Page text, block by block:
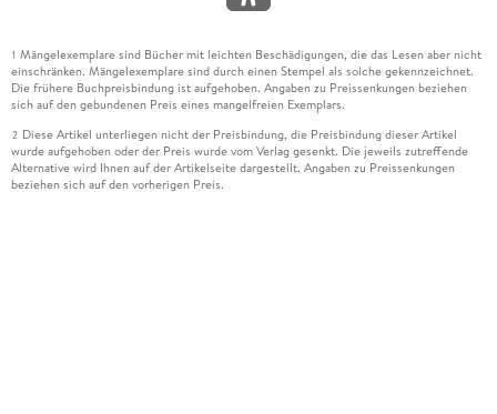
1 Mängelexemplare sind Bücher mit leichten Beschädigungen, die das Lesen aber nicht
einschränken. Mängelexemplare sind durch einen Stempel als solche gekennzeichnet.
Die frühere Buchpreisbindung ist aufgehoben. Angaben zu Preissenkungen beziehen
sich auf den gebundenen Preis eines mangelfreien Exemplars.
2 Diese Artikel unterliegen nicht der Preisbindung, die Preisbindung dieser Artikel
wurde aufgehoben oder der Preis wurde vom Verlag gesenkt. Die jeweils zutreffende
Alternative wird Ihnen auf der Artikelseite dargestellt. Angaben zu Preissenkungen
beziehen sich auf den vorherigen Preis.